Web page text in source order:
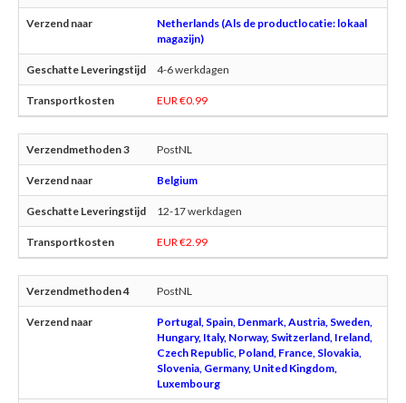
Netherlands (Als de productlocatie: lokaal
magazijn)
4-6 werkdagen
EUR €0.99
PostNL
Belgium
12-17 werkdagen
EUR €2.99
PostNL
Portugal, Spain, Denmark, Austria, Sweden,
Hungary, Italy, Norway, Switzerland, Ireland,
Czech Republic, Poland, France, Slovakia,
Slovenia, Germany, United Kingdom,
Luxembourg